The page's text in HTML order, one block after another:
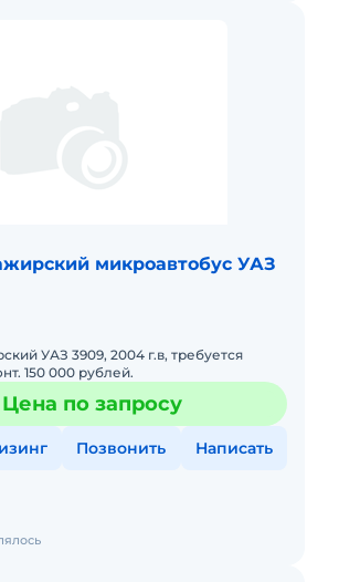
микроавтобус УАЗ
УАЗ 3909, 2004 г.в, требуется
150 000 рублей.
Цена по запросу
Позвонить Написать